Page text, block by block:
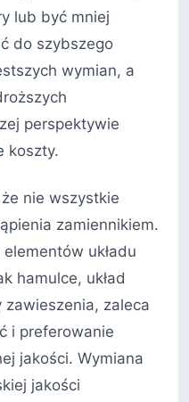
lub być mniej
do szybszego
wymian, a
perspektywie
koszty.
nie wszystkie
zamiennikiem.
układu
hamulce, układ
zaleca
i preferowanie
jakości. Wymiana
jakości